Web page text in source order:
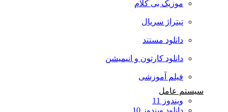
موزیک بی کلام
تیتراژ سریال
دانلود مستند
دانلود کارتون و انیمیشن
فیلم آموزشی
سیستم عامل
ویندوز 11
دانلود ویندوز 10